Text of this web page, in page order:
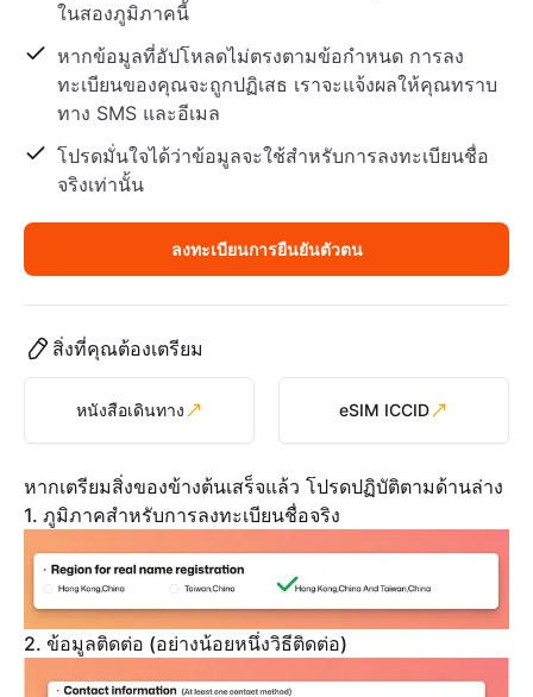
ในสองภูมิภาคนี้
หากข้อมูลที่อัปโหลดไม่ตรงตามข้อกำหนด การลง
ทะเบียนของคุณจะถูกปฏิเสธ เราจะแจ้งผลให้คุณทราบ
ทาง SMS และอีเมล
โปรดมั่นใจได้ว่าข้อมูลจะใช้สำหรับการลงทะเบียนชื่อ
จริงเท่านั้น
ลงทะเบียนการยืนยันตัวตน
สิ่งที่คุณต้องเตรียม
หนังสือเดินทาง eSIM ICCID
หากเตรียมสิ่งของข้างต้นเสร็จแล้ว โปรดปฏิบัติตามด้านล่าง
1. ภูมิภาคสำหรับการลงทะเบียนชื่อจริง
2. ข้อมูลติดต่อ (อย่างน้อยหนึ่งวิธีติดต่อ)